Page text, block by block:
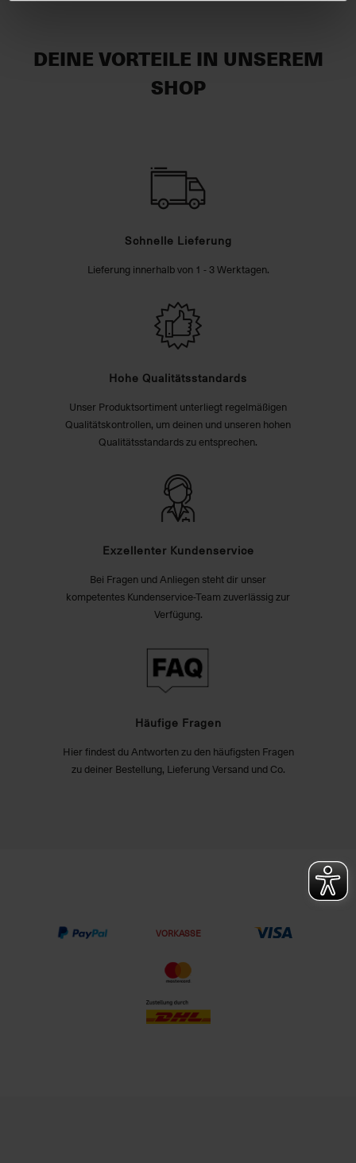
DEINE VORTEILE IN UNSEREM
SHOP
Schnelle Lieferung
Lieferung innerhalb von 1 - 3 Werktagen.
Hohe Qualitätsstandards
Unser Produktsortiment unterliegt regelmäßigen
Qualitätskontrollen, um deinen und unseren hohen
Qualitätsstandards zu entsprechen.
Exzellenter Kundenservice
Bei Fragen und Anliegen steht dir unser
kompetentes Kundenservice-Team zuverlässig zur
Verfügung.
Häufige Fragen
Hier findest du Antworten zu den häufigsten Fragen
zu deiner Bestellung, Lieferung Versand und Co.
VORKASSE